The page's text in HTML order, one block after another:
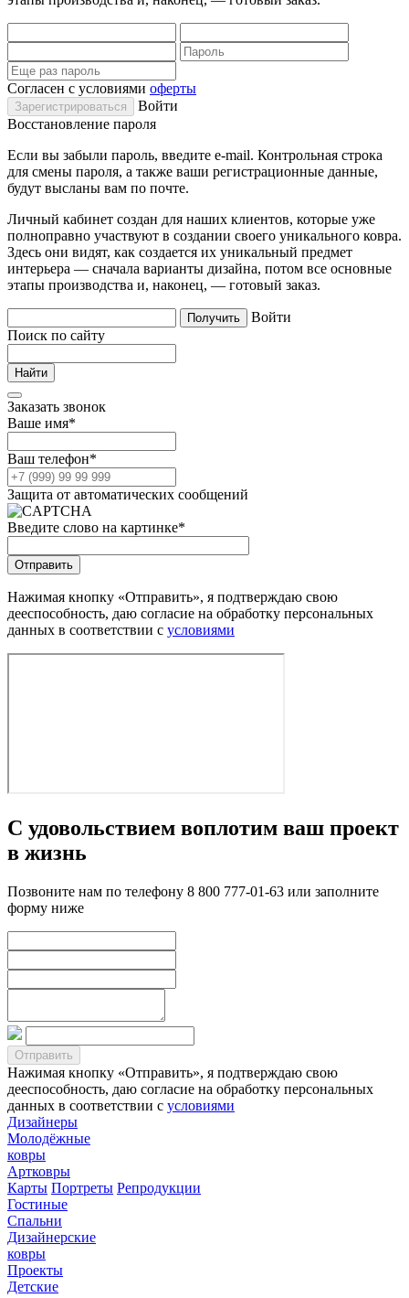
Согласен с условиями оферты
Войти
Восстановление пароля
Если вы забыли пароль, введите e-mail. Контрольная строка
для смены пароля, а также ваши регистрационные данные,
будут высланы вам по почте.
Личный кабинет создан для наших клиентов, которые уже
полноправно участвуют в создании своего уникального ковра.
Здесь они видят, как создается их уникальный предмет
интерьера — сначала варианты дизайна, потом все основные
этапы производства и, наконец, — готовый заказ.
Войти
Поиск по сайту
Заказать звонок
Ваше имя*
Ваш телефон*
Защита от автоматических сообщений
Введите слово на картинке*
Нажимая кнопку «Отправить», я подтверждаю свою
дееспособность, даю согласие на обработку персональных
данных в соответствии с условиями
С удовольствием воплотим ваш проект
в жизнь
Позвоните нам по телефону 8 800 777-01-63 или заполните
форму ниже
Нажимая кнопку «Отправить», я подтверждаю свою
дееспособность, даю согласие на обработку персональных
данных в соответствии с условиями
Дизайнеры
Молодёжные
ковры
Артковры
Карты Портреты Репродукции
Гостиные
Спальни
Дизайнерские
ковры
Проекты
Детские